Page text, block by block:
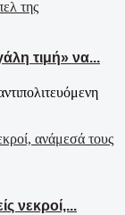
τιμή» να...
νεκροί,...